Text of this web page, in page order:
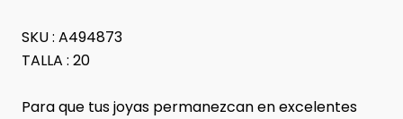
SKU : A494873
TALLA : 20
Para que tus joyas permanezcan en excelentes